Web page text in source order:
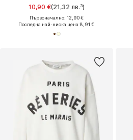
10,90 €(21,32 лв.³)
Първоначално: 12,90 €
Последна най-ниска цена:8,91 €